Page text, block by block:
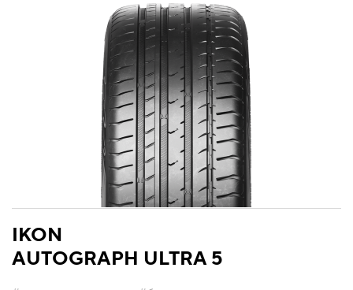
IKON
AUTOGRAPH ULTRA 5